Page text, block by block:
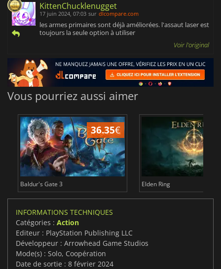
KittenChucklenugget
17 juin 2024, 07:03 sur dlcompare.com
les armes primaires sont déjà améliorées. l'assaut laser est
toujours la seule option à utiliser
Voir l'original
Vous pourriez aussi aimer
36.35€
Baldur's Gate 3 Elden Ring
INFORMATIONS TECHNIQUES
Catégories : Action
Editeur : PlayStation Publishing LLC
Développeur : Arrowhead Game Studios
Mode(s) : Solo, Coopération
Date de sortie : 8 février 2024